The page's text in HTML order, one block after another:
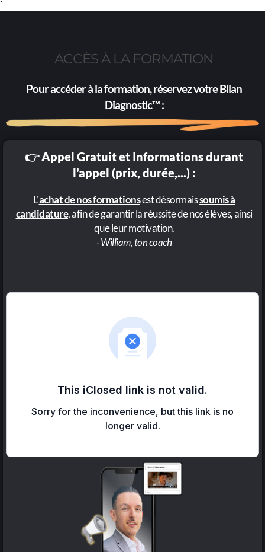
`
ACCÈS À LA FORMATION
Pour accéder à la formation, réservez votreBilan
Diagnostic™:
👉 Appel Gratuit et Informations durant
l'appel (prix, durée,...) :
L'achat de nos formationsest désormaissoumis à
candidature, afin de garantir la réussite de nos éléves, ainsi
que leur motivation.
- William, ton coach